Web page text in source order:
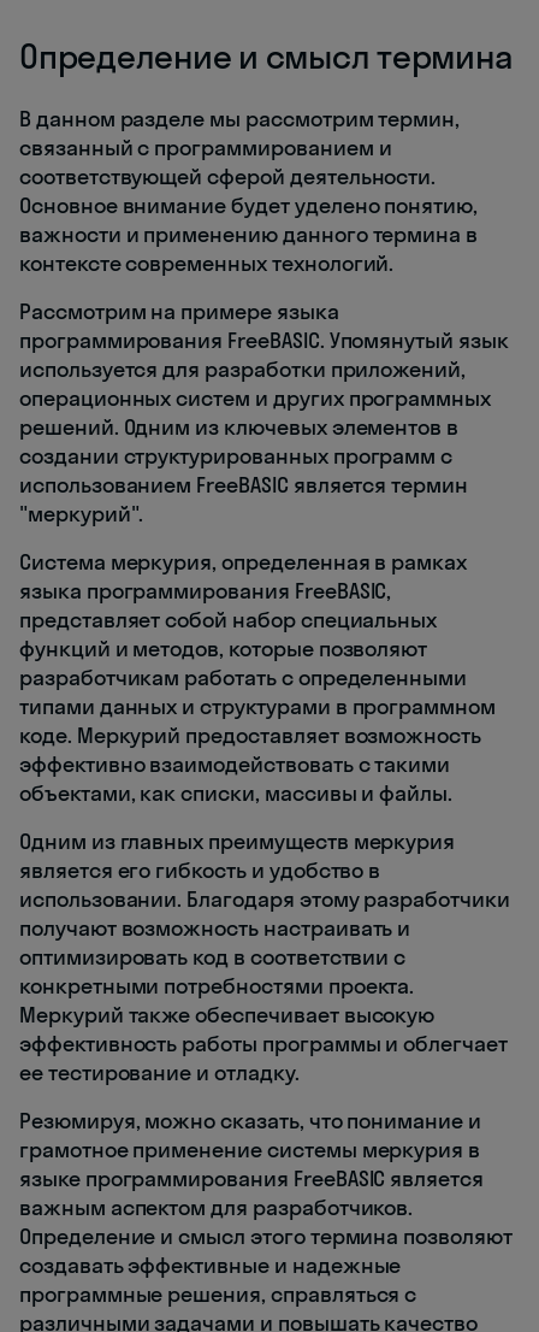
Определение и смысл термина
В данном разделе мы рассмотрим термин,
связанный с программированием и
соответствующей сферой деятельности.
Основное внимание будет уделено понятию,
важности и применению данного термина в
контексте современных технологий.
Рассмотрим на примере языка
программирования FreeBASIC. Упомянутый язык
используется для разработки приложений,
операционных систем и других программных
решений. Одним из ключевых элементов в
создании структурированных программ с
использованием FreeBASIC является термин
"меркурий".
Система меркурия, определенная в рамках
языка программирования FreeBASIC,
представляет собой набор специальных
функций и методов, которые позволяют
разработчикам работать с определенными
типами данных и структурами в программном
коде. Меркурий предоставляет возможность
эффективно взаимодействовать с такими
объектами, как списки, массивы и файлы.
Одним из главных преимуществ меркурия
является его гибкость и удобство в
использовании. Благодаря этому разработчики
получают возможность настраивать и
оптимизировать код в соответствии с
конкретными потребностями проекта.
Меркурий также обеспечивает высокую
эффективность работы программы и облегчает
ее тестирование и отладку.
Резюмируя, можно сказать, что понимание и
грамотное применение системы меркурия в
языке программирования FreeBASIC является
важным аспектом для разработчиков.
Определение и смысл этого термина позволяют
создавать эффективные и надежные
программные решения, справляться с
различными задачами и повышать качество